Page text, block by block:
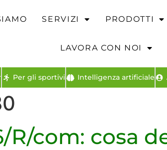
SERVIZI PRODOTTI
LAVORA CON NOI
Per gli sportivi Intelligenza artificiale
R/com: cosa